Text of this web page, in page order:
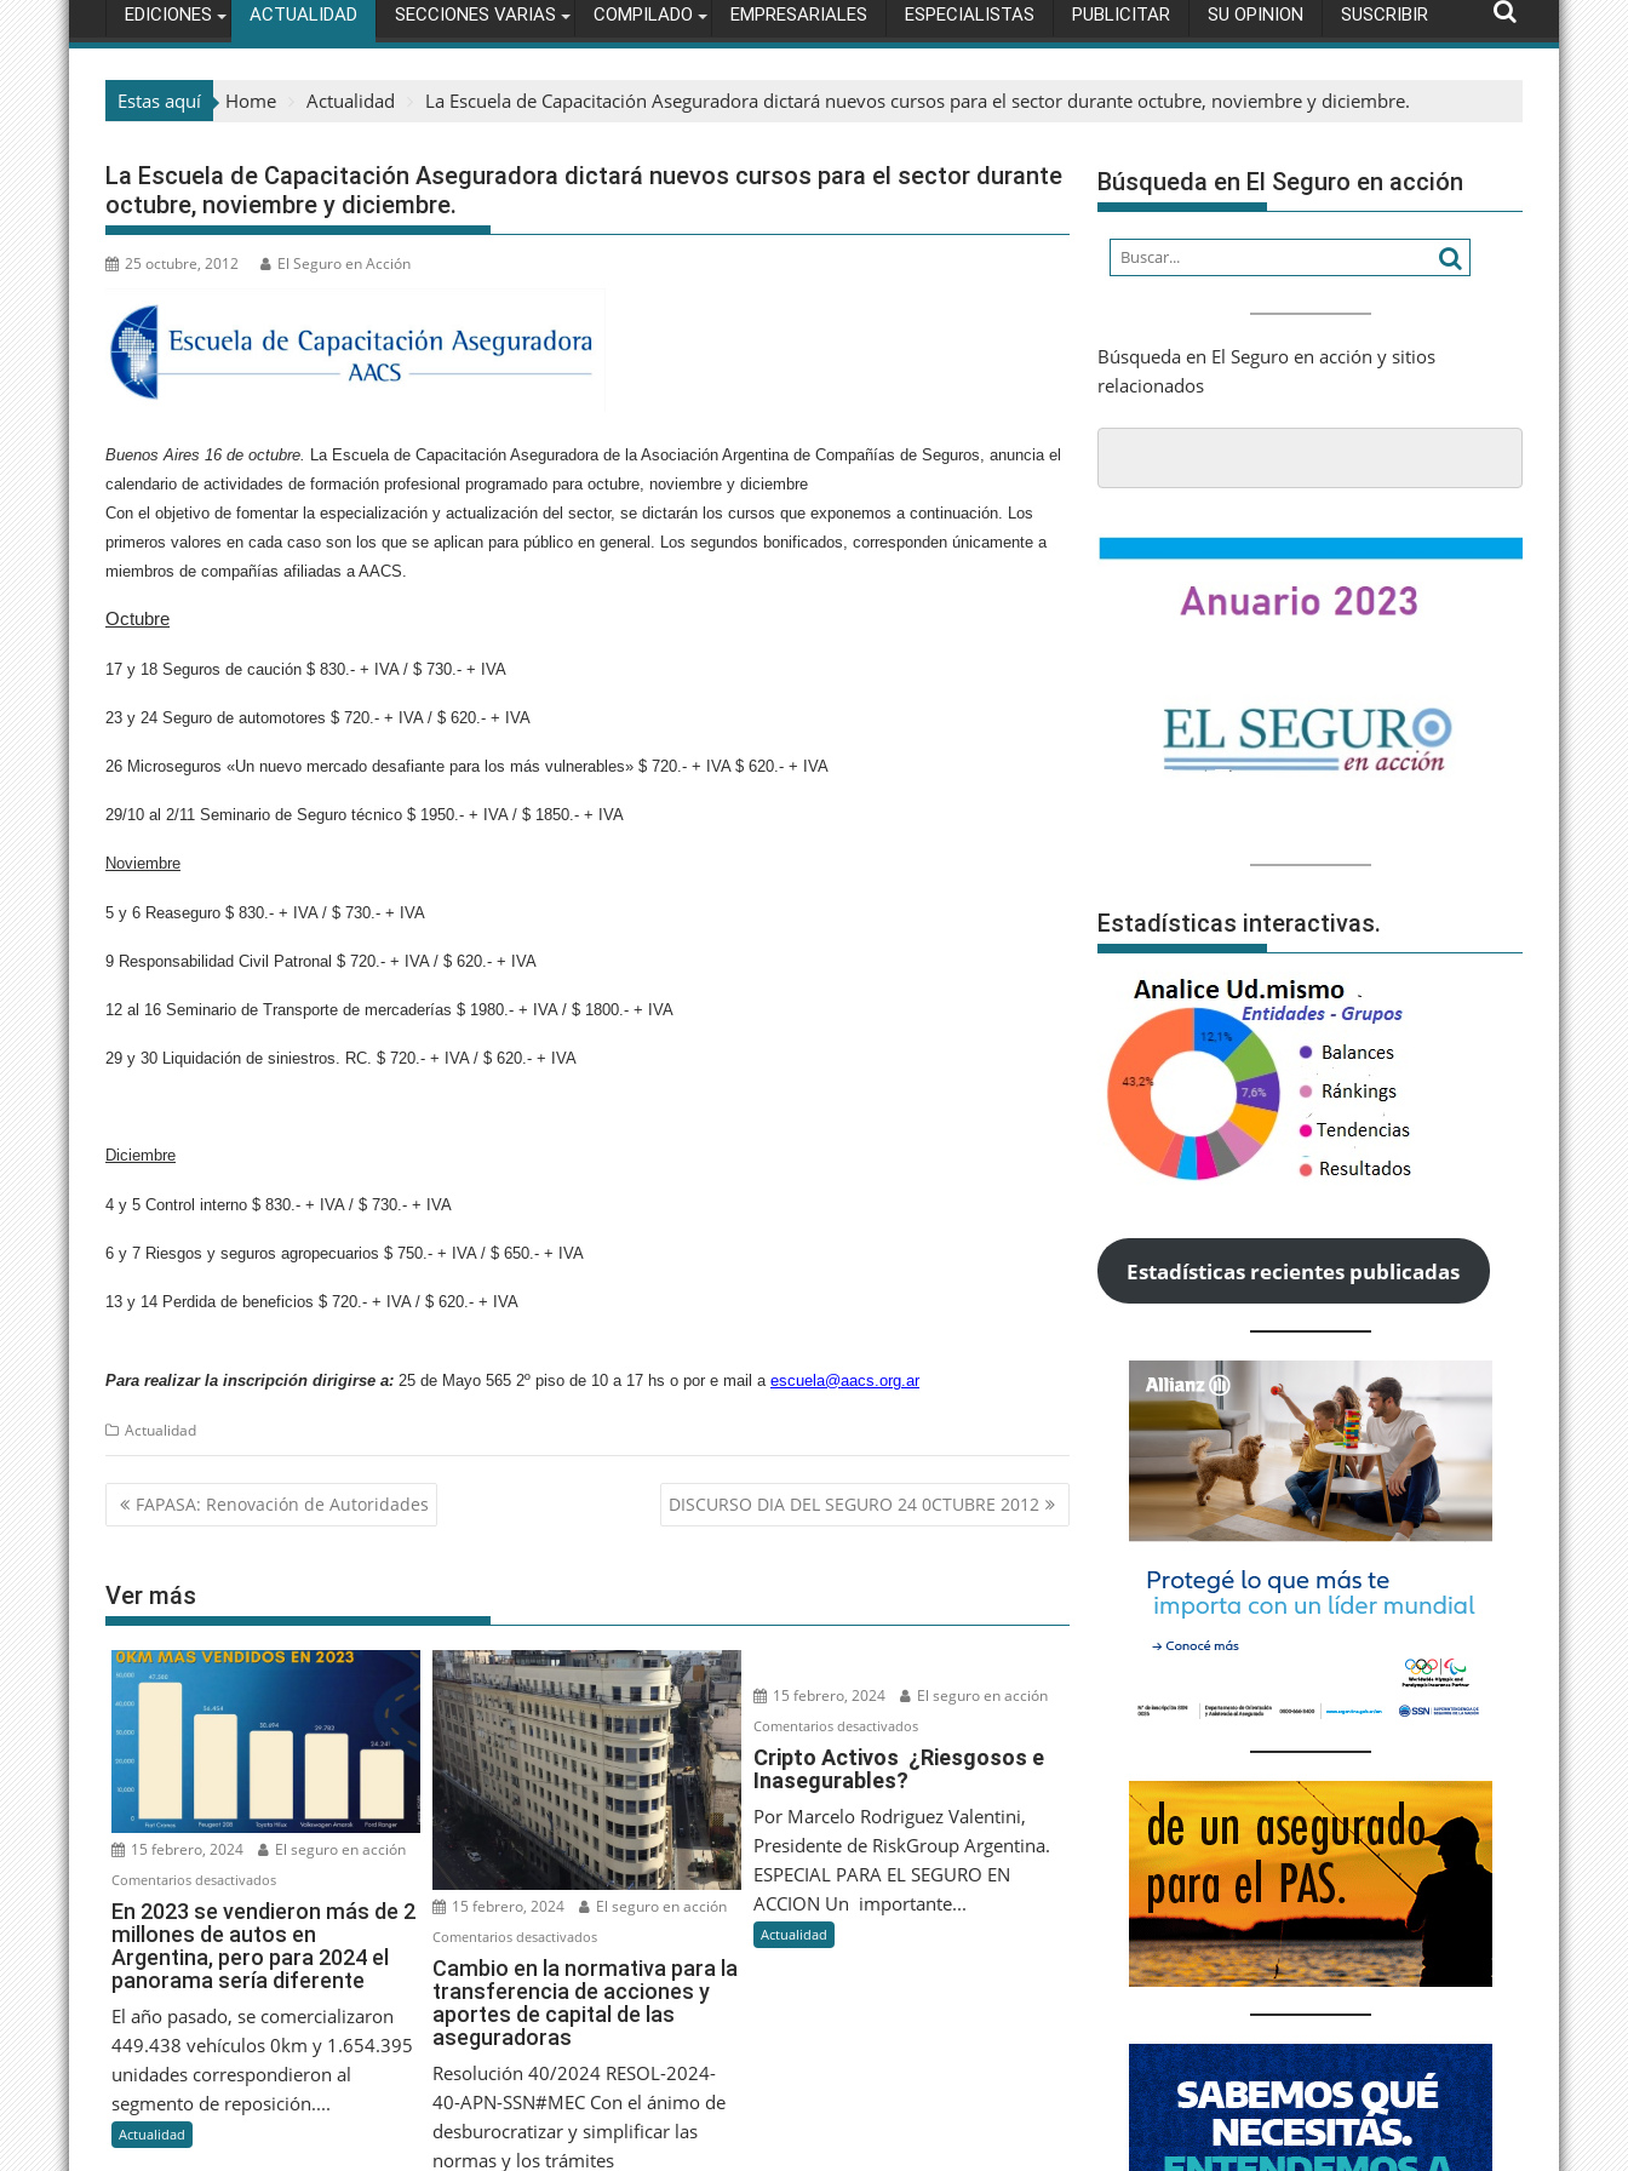
EDICIONES ACTUALIDAD SECCIONES VARIAS COMPILADO EMPRESARIALES ESPECIALISTAS PUBLICITAR SU OPINION SUSCRIBIR
Estas aquí Home Actualidad La Escuela de Capacitación Aseguradora dictará nuevos cursos para el sector durante octubre, noviembre y diciembre.
La Escuela de Capacitación Aseguradora dictará nuevos cursos para el sector durante
octubre, noviembre y diciembre.
25 octubre, 2012 El Seguro en Acción
Buenos Aires 16 de octubre.
La Escuela de Capacitación Aseguradora de la Asociación Argentina de Compañías de Seguros, anuncia el
calendario de actividades de formación profesional programado para octubre, noviembre y diciembre
Con el objetivo de fomentar la especialización y actualización del sector, se dictarán los cursos que exponemos a continuación. Los
primeros valores en cada caso son los que se aplican para público en general. Los segundos bonificados, corresponden únicamente a
miembros de compañías afiliadas a AACS.
Octubre
17 y 18 Seguros de caución $ 830.- + IVA / $ 730.- + IVA
23 y 24 Seguro de automotores $ 720.- + IVA / $ 620.- + IVA
26 Microseguros «Un nuevo mercado desafiante para los más vulnerables» $ 720.- + IVA $ 620.- + IVA
29/10 al 2/11 Seminario de Seguro técnico $ 1950.- + IVA / $ 1850.- + IVA
Noviembre
5 y 6 Reaseguro $ 830.- + IVA / $ 730.- + IVA
9 Responsabilidad Civil Patronal $ 720.- + IVA / $ 620.- + IVA
12 al 16 Seminario de Transporte de mercaderías $ 1980.- + IVA / $ 1800.- + IVA
29 y 30 Liquidación de siniestros. RC. $ 720.- + IVA / $ 620.- + IVA
Diciembre
4 y 5 Control interno $ 830.- + IVA / $ 730.- + IVA
6 y 7 Riesgos y seguros agropecuarios $ 750.- + IVA / $ 650.- + IVA
13 y 14 Perdida de beneficios $ 720.- + IVA / $ 620.- + IVA
Para realizar la inscripción dirigirse a: 25 de Mayo 565 2º piso de 10 a 17 hs o por e mail a escuela@aacs.org.ar
Actualidad
Navegación
de
FAPASA: Renovación de Autoridades DISCURSO DIA DEL SEGURO 24 0CTUBRE 2012
Ver más
15 febrero, 2024 El seguro en acción
Comentarios desactivadosen
En
2023
se
vendieron
más
de
En 2023 se vendieron más de 2
millones de autos en
Argentina, pero para 2024 el
panorama sería diferente
El año pasado, se comercializaron
449.438 vehículos 0km y 1.654.395
unidades correspondieron al
segmento de reposición....
Actualidad
15 febrero, 2024 El seguro en acción
Comentarios desactivadosen
Cambio
en
la
para
la
transferencia
Cambio en la normativa para la
transferencia de acciones y
aportes de capital de las
aseguradoras
Resolución 40/2024 RESOL-2024-
40-APN-SSN#MEC Con el ánimo de
desburocratizar y simplificar las
normas y los trámites
15 febrero, 2024 El seguro en acción
Comentarios desactivadosen
Cripto
Inasegurables?
Cripto Activos ¿Riesgosos e
Inasegurables?
Por Marcelo Rodriguez Valentini,
Presidente de RiskGroup Argentina.
ESPECIAL PARA EL SEGURO EN
ACCION Un importante...
Actualidad
Búsqueda en El Seguro en acción
Búsqueda en El Seguro en acción y sitios
relacionados
Estadísticas interactivas.
Estadísticas recientes publicadas